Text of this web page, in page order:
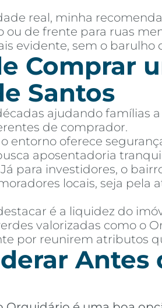
real, minha
ou de frente para ruas
evidente, sem o barulho
Comprar
Santos
ajudando famílias
de comprador.
entorno oferece
aposentadoria
para investidores, o
locais, seja
é a liquidez do
valorizadas como o
por reunirem atributos